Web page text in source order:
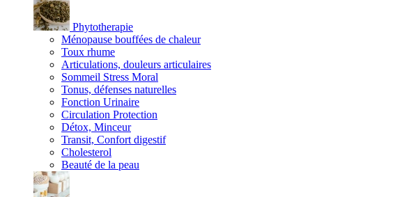
Phytotherapie
Ménopause bouffées de chaleur
Toux rhume
Articulations, douleurs articulaires
Sommeil Stress Moral
Tonus, défenses naturelles
Fonction Urinaire
Circulation Protection
Détox, Minceur
Transit, Confort digestif
Cholesterol
Beauté de la peau